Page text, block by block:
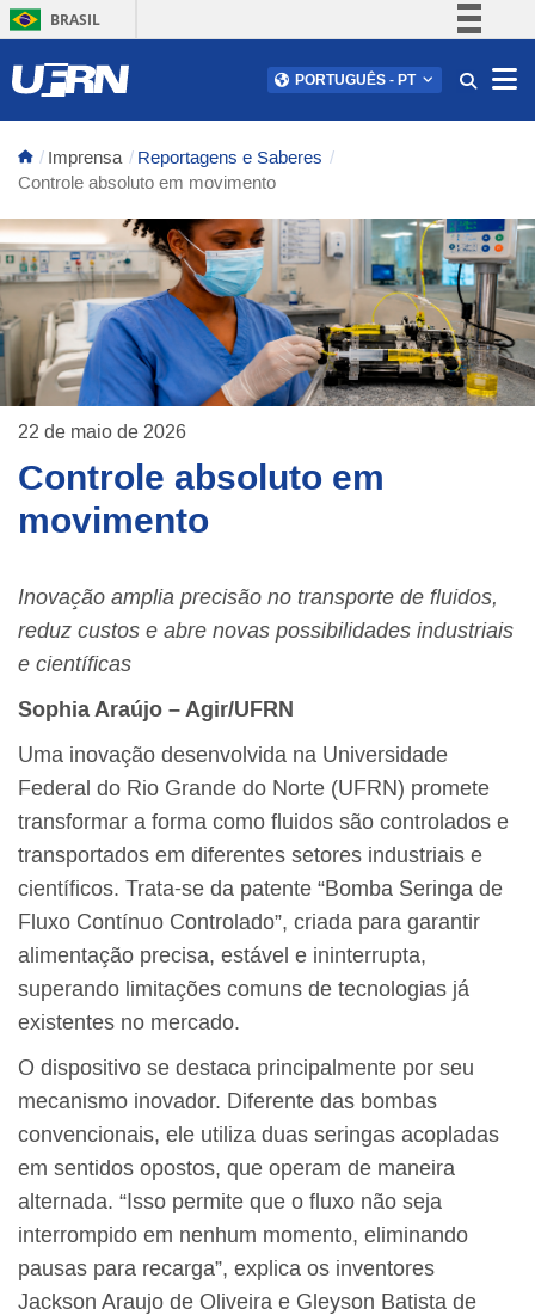
BRASIL
Comunica BR
Acesso à informação
Canais
PORTUGUÊS - PT
Imprensa
Reportagens e Saberes
Controle absoluto em movimento
22 de maio de 2026
Controle absoluto em
movimento
Inovação amplia precisão no transporte de fluidos,
reduz custos e abre novas possibilidades industriais
e científicas
Sophia Araújo – Agir/UFRN
Uma inovação desenvolvida na Universidade
Federal do Rio Grande do Norte (UFRN) promete
transformar a forma como fluidos são controlados e
transportados em diferentes setores industriais e
científicos. Trata-se da patente “Bomba Seringa de
Fluxo Contínuo Controlado”, criada para garantir
alimentação precisa, estável e ininterrupta,
superando limitações comuns de tecnologias já
existentes no mercado.
O dispositivo se destaca principalmente por seu
mecanismo inovador. Diferente das bombas
convencionais, ele utiliza duas seringas acopladas
em sentidos opostos, que operam de maneira
alternada. “Isso permite que o fluxo não seja
interrompido em nenhum momento, eliminando
pausas para recarga”, explica os inventores
Jackson Araujo de Oliveira e Gleyson Batista de